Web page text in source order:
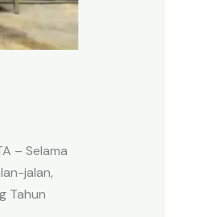
– Selama
jalan,
Tahun